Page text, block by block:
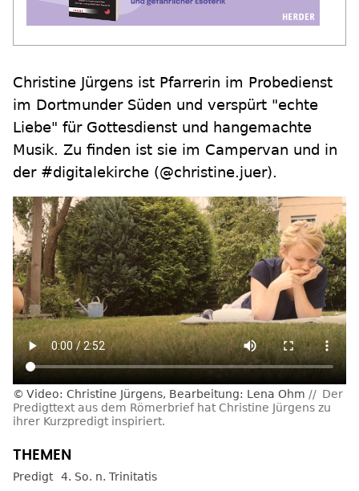
Christine Jürgens ist Pfarrerin im Probedienst
im Dortmunder Süden und verspürt "echte
Liebe" für Gottesdienst und hangemachte
Musik. Zu finden ist sie im Campervan und in
der #digitalekirche (@christine.juer).
Video: Christine Jürgens, Bearbeitung: Lena Ohm
Der
Predigttext aus dem Römerbrief hat Christine Jürgens zu
ihrer Kurzpredigt inspiriert.
Predigt 4. So. n. Trinitatis